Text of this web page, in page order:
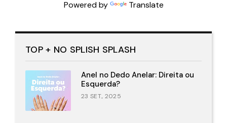
Powered by Translate
TOP + NO SPLISH SPLASH
Anel no Dedo Anelar: Direita ou
Esquerda?
23 SET., 2025